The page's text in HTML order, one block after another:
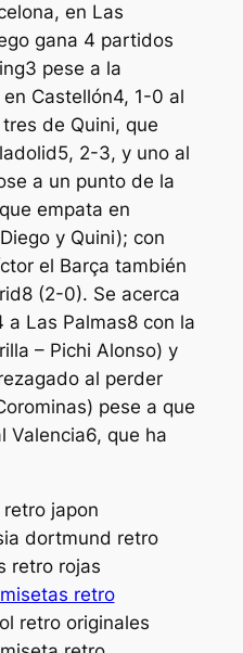
en Las
gana 4 partidos
pese a la
Castellón4, 1-0 al
de Quini, que
2-3, y uno al
a un punto de la
empata en
y Quini); con
el Barça también
(2-0). Se acerca
Las Palmas8 con la
– Pichi Alonso) y
al perder
pese a que
Valencia6, que ha